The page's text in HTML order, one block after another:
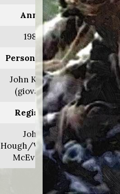
Anno:
1980
Personaggio:
John Keller
(giovane)
Regia di:
John
Hough/Vincent
McEveety